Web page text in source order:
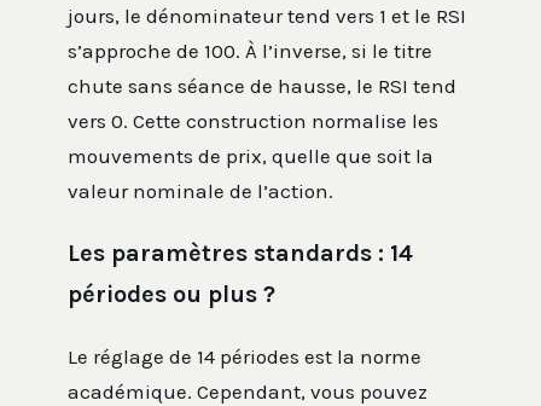
jours, le dénominateur tend vers 1 et le RSI
s’approche de 100. À l’inverse, si le titre
chute sans séance de hausse, le RSI tend
vers 0. Cette construction normalise les
mouvements de prix, quelle que soit la
valeur nominale de l’action.
Les paramètres standards : 14
périodes ou plus ?
Le réglage de 14 périodes est la norme
académique. Cependant, vous pouvez